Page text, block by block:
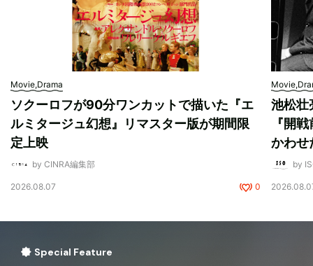
Movie,Drama
ソクーロフが90分ワンカットで描いた『エ
ルミタージュ幻想』リマスター版が期間限
定上映
by CINRA編集部
2026.08.07 0
池松壮
『開
かわせ
by
Special Feature